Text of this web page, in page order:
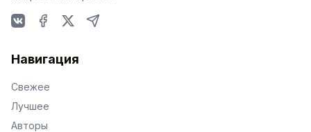
Навигация
Свежее
Лучшее
Авторы